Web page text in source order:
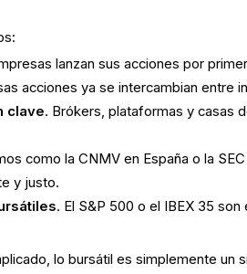
lanzan sus acciones por
acciones ya se intercambian entre
clave. Brókers, plataformas y casas
como la CNMV en España o la
y justo.
. El S&P 500 o el IBEX 35
lo bursátil es simplemente un